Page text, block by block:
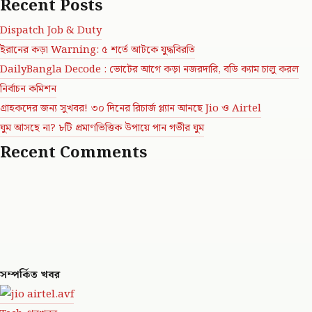
অটোচালকদের প্রতিদিনের জ্বালানি খরচ এক ধাক্কায় বেড়ে গেল
পশ্চিম এশিয়ার যুদ্ধের আবহে কেন বাড়ছে চাপ
পশ্চিম এশিয়ার উত্তপ্ত পরিস্থিতির ফলে আন্তর্জাতিক জ্বালানি সরবরাহের শৃঙ্খলে
চাপ তৈরি হয়েছে। তার সরাসরি প্রভাব পড়ছে দেশীয় LPG বাজারেও।
বাণিজ্যিক জ্বালানির সরবরাহে টান তৈরি হওয়ায় শহরের পরিবহণ খাত এখন
পাম্পে লম্বা লাইন, রোজগারেও টান
Recent Posts
Dispatch Job & Duty
ইরানের কড়া Warning: ৫ শর্তে আটকে যুদ্ধবিরতি
DailyBangla Decode : ভোটের আগে কড়া নজরদারি, বডি ক্যাম চালু করল
নির্বাচন কমিশন
গ্রাহকদের জন্য সুখবর! ৩০ দিনের রিচার্জ প্ল্যান আনছে Jio ও Airtel
ঘুম আসছে না? ৮টি প্রমাণভিত্তিক উপায়ে পান গভীর ঘুম
Recent Comments
সম্পর্কিত খবর